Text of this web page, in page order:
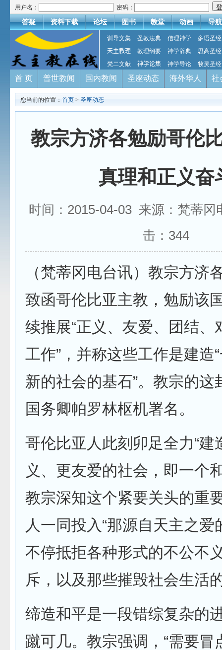
用户名： 密码：
答疑 资料下载 论坛 图书 教堂 动画 导航
训导文集 圣教法典 信理神学
多语圣经
天主教理
教理纲要 神学辞典
思高圣经
梵二文献
神学论集 神学导论 牧灵圣经
首 页 普世教闻 国内教闻 圣座动态 海外华人 社
您当前的位置： 首页 > 圣座动态
教宗方济各勉励哥伦
真理和正义奋
时间：2015-04-03 来源：梵蒂
击： 344
（梵蒂冈电台讯）教宗方济
致函哥伦比亚主教，勉励该
续推展“正义、友爱、团结、
工作”，并称这些工作是建造
新的社会的基石”。教宗的这
国务卿帕罗林枢机署名。
哥伦比亚人此刻卯足全力“建
义、更友爱的社会，即一个
教宗深知这个紧要关头的重
人一同投入“那源自天主之爱
不停抵拒各种形式的不公不
斥，以及那些摧毁社会生活
缔造和平是一段错综复杂的
蹴可几。教宗强调，“需要冒